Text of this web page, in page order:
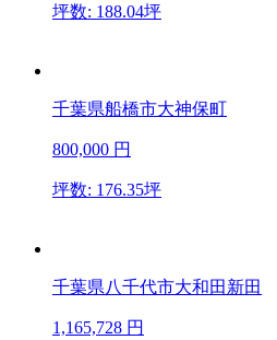
坪数: 188.04坪
千葉県船橋市大神保町
800,000 円
坪数: 176.35坪
千葉県八千代市大和田新田
1,165,728 円